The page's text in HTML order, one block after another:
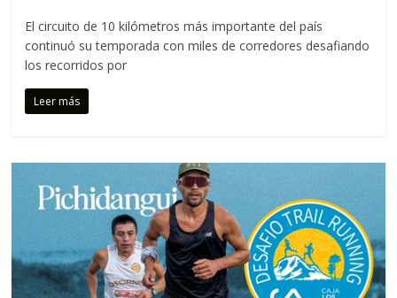
El circuito de 10 kilómetros más importante del país
continuó su temporada con miles de corredores desafiando
los recorridos por
Leer más